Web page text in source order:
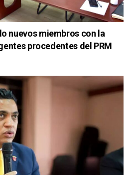
nuevos miembros con la
procedentes del PRM